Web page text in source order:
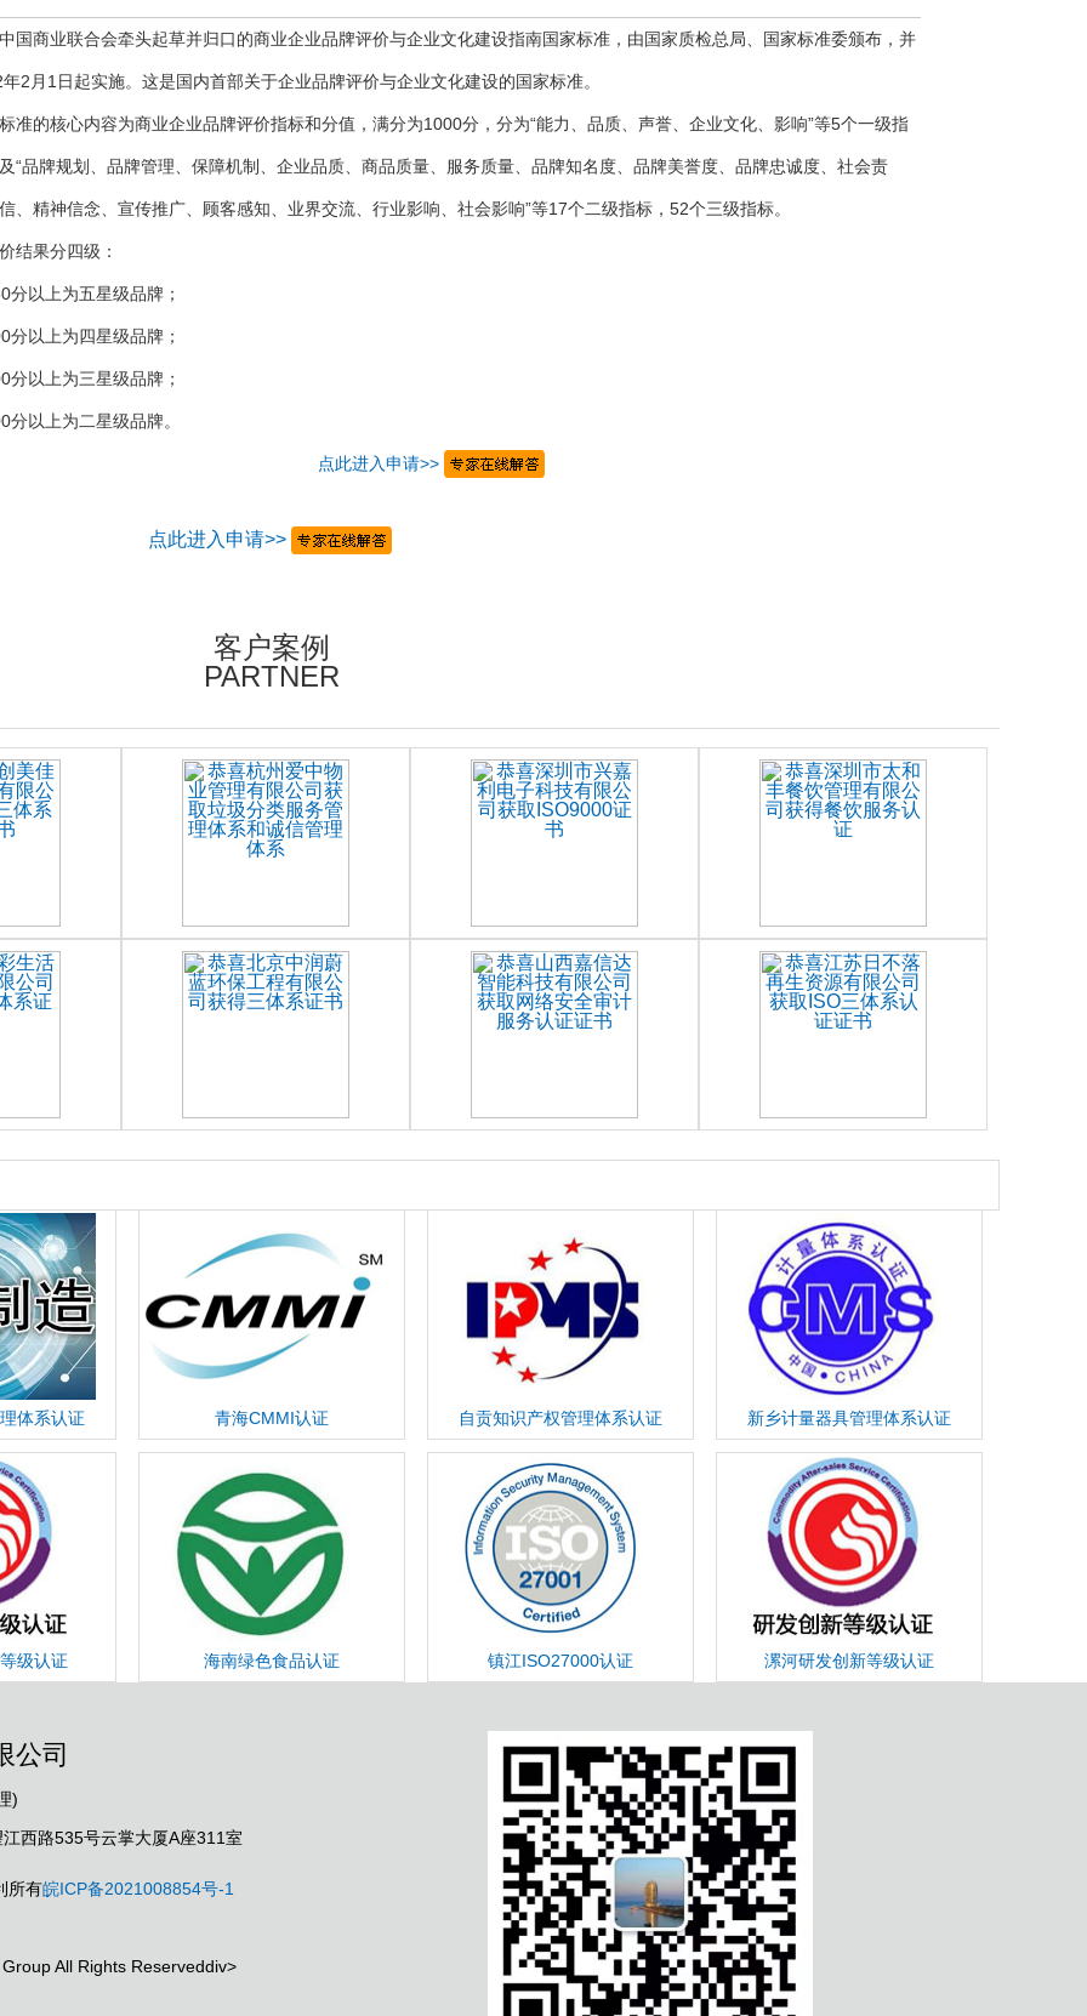
国商业联合会牵头起草并归口的商业企业品牌评价与企业文化建设指南国家标准，由国家质检总局、国家标准委颁布，并
2月1日起实施。这是国内首部关于企业品牌评价与企业文化建设的国家标准。
准的核心内容为商业企业品牌评价指标和分值，满分为1000分，分为“能力、品质、声誉、企业文化、影响”等5个一级指
“品牌规划、品牌管理、保障机制、企业品质、商品质量、服务质量、品牌知名度、品牌美誉度、品牌忠诚度、社会责
、精神信念、宣传推广、顾客感知、业界交流、行业影响、社会影响”等17个二级指标，52个三级指标。
结果分四级：
分以上为五星级品牌；
分以上为四星级品牌；
分以上为三星级品牌；
分以上为二星级品牌。
点此进入申请>>
点此进入申请>>
客户案例
PARTNER
体系认证 青海CMMI认证 自贡知识产权管理体系认证 新乡计量器具管理体系认证
级认证 海南绿色食品认证 镇江ISO27000认证 漯河研发创新等级认证
公司
)
路535号云掌大厦A座311室
所有皖ICP备2021008854号-1
All Rights Reserveddiv>